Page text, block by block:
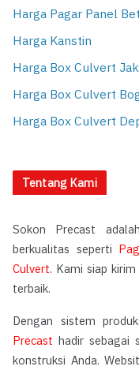
Harga Pagar Panel
Harga Kanstin
Harga Box Culvert
Harga Box Culvert
Harga Box Culvert
Tentang Kami
Sokon Precast
berkualitas seperti
Culvert. Kami siap
terbaik.
Dengan sistem
Precast hadir sebagai
konstruksi Anda.